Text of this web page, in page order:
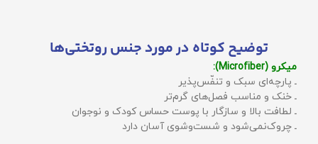
توضیح کوتاه در مورد جنس روتختی‌ها
میکرو (Microfiber):
ـ پارچه‌ای سبک و تنفّس‌پذیر
ـ خنک و مناسب فصل‌های گرم‌تر
ـ لطافت بالا و سازگار با پوست حساس کودک و نوجوان
ـ چروک‌نمی‌شود و شست‌وشوی آسان دارد